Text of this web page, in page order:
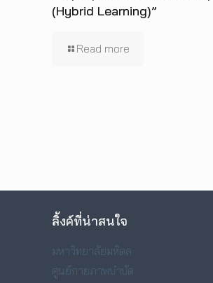
(Hybrid Learning)”
Read more
ลิ้งค์ที่น่าสนใจ
มหาวิทยาลัยมหิดล
ศูนย์กายภาพบำบัด